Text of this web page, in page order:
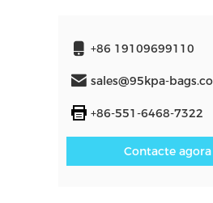
+86 19109699110
sales@95kpa-
+86-551-6468-7322
Contacte agora